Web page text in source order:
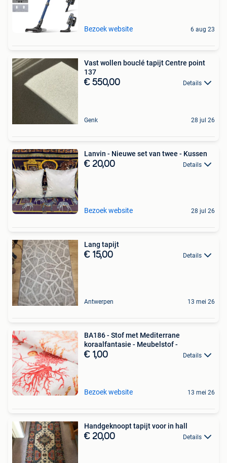
Bezoek website 6 aug 23
Vast wollen bouclé tapijt Centre point
137
€ 550,00 Details
Genk 28 jul 26
Lanvin - Nieuwe set van twee - Kussen
€ 20,00 Details
Bezoek website 28 jul 26
Lang tapijt
€ 15,00 Details
Antwerpen 13 mei 26
BA186 - Stof met Mediterrane
koraalfantasie - Meubelstof -
€ 1,00 Details
Bezoek website 13 mei 26
Handgeknoopt tapijt voor in hall
€ 20,00 Details